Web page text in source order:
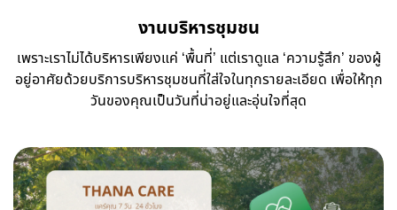
งานบริหารชุมชน
เพราะเราไม่ได้บริหารเพียงแค่ ‘พื้นที่’ แต่เราดูแล ‘ความรู้สึก’ ของผู้
อยู่อาศัยด้วยบริการบริหารชุมชนที่ใส่ใจในทุกรายละเอียด เพื่อให้ทุก
วันของคุณเป็นวันที่น่าอยู่และอุ่นใจที่สุด